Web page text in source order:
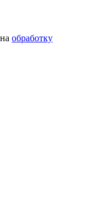
обработку